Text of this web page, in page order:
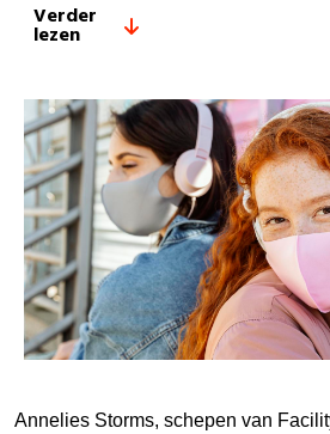
Verder
lezen
Annelies Storms, schepen van